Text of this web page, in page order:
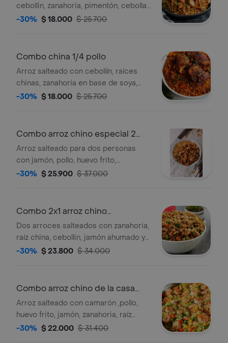
cebollin, zanahoria, pimentón, cebolla,
jamón, tiras de pechuga de pollo,
-30% $ 18.000 $ 25.700
Combo china 1/4 pollo
Arroz salteado con cebollín, raíces
chinas, zanahoria en base de soya,
acompañado de papas francesas, de
-30% $ 18.000 $ 25.700
Combo arroz chino especial 2
personas
Arroz salteado para dos personas
con jamón, pollo, huevo frito,
zanahoria, alverja, raíces chinas,
250 ml a elección.
-30% $ 25.900 $ 37.000
Combo 2x1 arroz chino
tradicional
Dos arroces salteados con zanahoria,
raíz china, cebollin, jamón ahumado y
mix de verduras en salsa soya.
-30% $ 23.800 $ 34.000
Combo arroz chino de la casa
personal
Arroz salteado con camarón ,pollo,
huevo frito, jamón, zanahoria, raíz
china, cebollín y mix de verduras en
-30% $ 22.000 $ 31.400